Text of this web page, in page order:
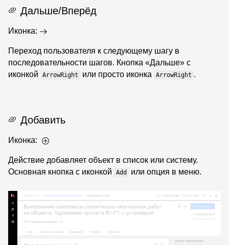
Дальше/Вперёд
Иконка:
Переход пользователя к следующему шагу в
последовательности шагов. Кнопка «Дальше» с
иконкой
ArrowRight или просто иконка ArrowRight .
Добавить
Иконка:
Действие добавляет объект в список или систему.
Основная кнопка с иконкой
Add или опция в меню.